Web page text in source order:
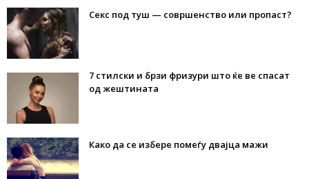
Секс под туш — совршенство или пропаст?
7 стилски и брзи фризури што ќе ве спасат
од жештината
Како да се избере помеѓу двајца мажи